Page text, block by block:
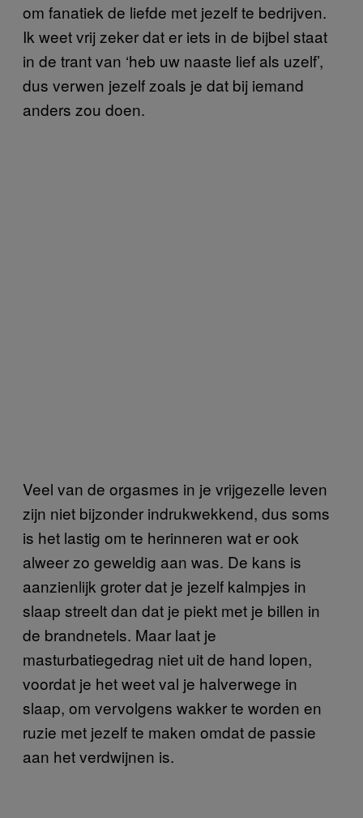
om fanatiek de liefde met jezelf te bedrijven.
Ik weet vrij zeker dat er iets in de bijbel staat
in de trant van ‘heb uw naaste lief als uzelf’,
dus verwen jezelf zoals je dat bij iemand
anders zou doen.
Veel van de orgasmes in je vrijgezelle leven
zijn niet bijzonder indrukwekkend, dus soms
is het lastig om te herinneren wat er ook
alweer zo geweldig aan was. De kans is
aanzienlijk groter dat je jezelf kalmpjes in
slaap streelt dan dat je piekt met je billen in
de brandnetels. Maar laat je
masturbatiegedrag niet uit de hand lopen,
voordat je het weet val je halverwege in
slaap, om vervolgens wakker te worden en
ruzie met jezelf te maken omdat de passie
aan het verdwijnen is.